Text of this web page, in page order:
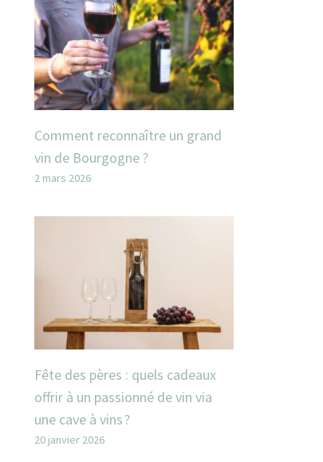
Comment reconnaître un grand
vin de Bourgogne ?
2 mars 2026
Fête des pères : quels cadeaux
offrir à un passionné de vin via
une cave à vins ?
20 janvier 2026